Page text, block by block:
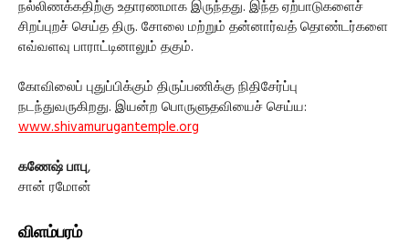
நல்லிணக்கதிற்கு உதாரணமாக இருந்தது. இந்த ஏற்பாடுகளைச்
சிறப்புறச் செய்த திரு. சோலை மற்றும் தன்னார்வத் தொண்டர்களை
எவ்வளவு பாராட்டினாலும் தகும்.
கோவிலைப் புதுப்பிக்கும் திருப்பணிக்கு நிதிசேர்ப்பு
நடந்துவருகிறது. இயன்ற பொருளுதவியைச் செய்ய:
www.shivamurugantemple.org
கணேஷ் பாபு,
சான் ரமோன்
விளம்பரம்